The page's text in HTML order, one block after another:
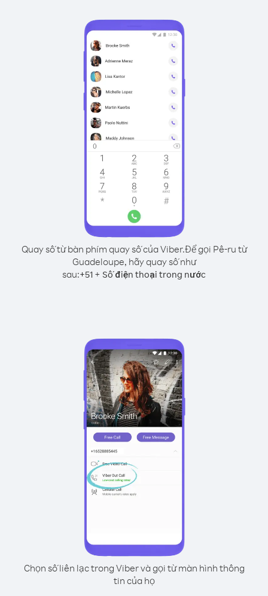
Quay số từ bàn phím quay số của Viber.Để gọi Pê-ru từ
Guadeloupe, hãy quay số như
sau:+51 + Số điện thoại trong nước
Chọn số liên lạc trong Viber và gọi từ màn hình thông
tin của họ